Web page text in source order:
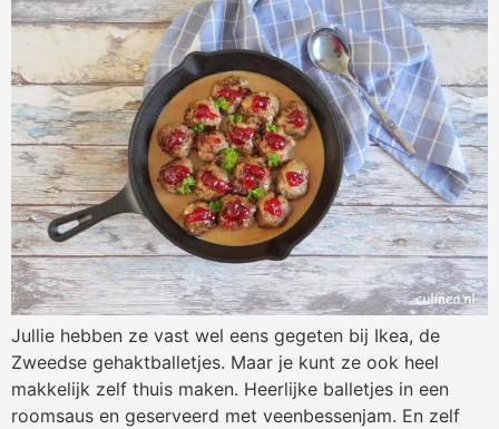
Jullie hebben ze vast wel eens gegeten bij Ikea, de
Zweedse gehaktballetjes. Maar je kunt ze ook heel
makkelijk zelf thuis maken. Heerlijke balletjes in een
roomsaus en geserveerd met veenbessenjam. En zelf